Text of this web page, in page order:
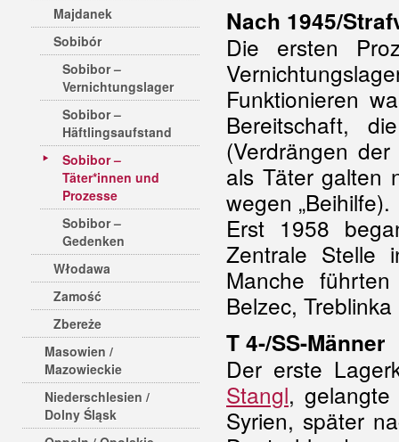
Majdanek
Sobibór
Sobibor –
Vernichtungslager
Sobibor –
Häftlingsaufstand
Sobibor –
Täter*innen und
Prozesse
Sobibor –
Gedenken
Włodawa
Zamość
Zbereże
Masowien /
Mazowieckie
Niederschlesien /
Dolny Śląsk
Nach 1945/
Die ersten
Funktionieren
Bereitschaft,
(Verdrängen der
als Täter galten
wegen „Beihilfe).
Erst 1958
Zentrale Stelle
Manche
Belzec,
T 4-/SS-Männer
Der erste
Stangl, gelangte
Syrien, später